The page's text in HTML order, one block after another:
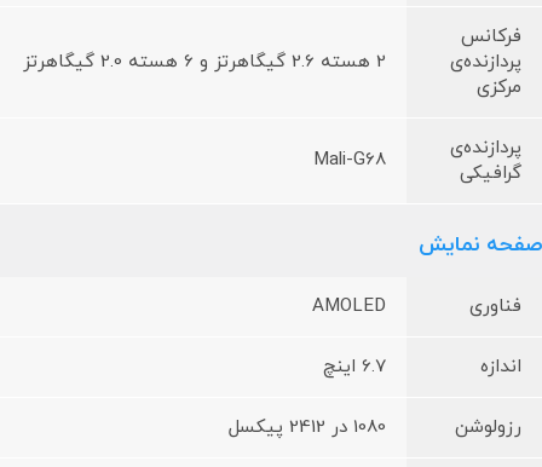
فرکانس
پردازنده‌ی
مرکزی
2 هسته 2.6 گیگاهرتز و 6 هسته 2.0 گیگاهرتز
پردازنده‌ی
گرافیکی
Mali-G68
صفحه نمایش
فناوری AMOLED
اندازه 6.7 اینچ
رزولوشن 1080 در 2412 پیکسل